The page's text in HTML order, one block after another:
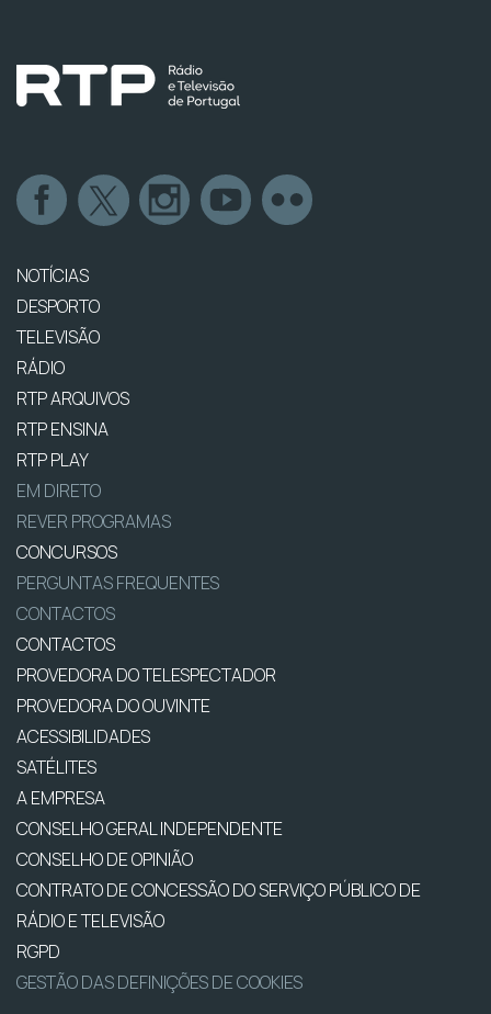
NOTÍCIAS
DESPORTO
TELEVISÃO
RÁDIO
RTP ARQUIVOS
RTP ENSINA
RTP PLAY
EM DIRETO
REVER PROGRAMAS
CONCURSOS
PERGUNTAS FREQUENTES
CONTACTOS
CONTACTOS
PROVEDORA DO TELESPECTADOR
PROVEDORA DO OUVINTE
ACESSIBILIDADES
SATÉLITES
A EMPRESA
CONSELHO GERAL INDEPENDENTE
CONSELHO DE OPINIÃO
CONTRATO DE CONCESSÃO DO SERVIÇO PÚBLICO DE
RÁDIO E TELEVISÃO
RGPD
GESTÃO DAS DEFINIÇÕES DE COOKIES